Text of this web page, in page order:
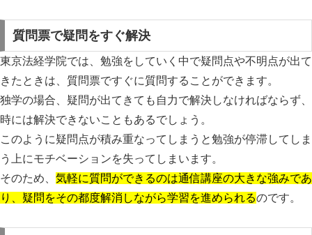
質問票で疑問をすぐ解決
東京法経学院では、勉強をしていく中で疑問点や不明点が出て
きたときは、 質問票ですぐに質問することができます。
独学の場合、疑問が出てきても自力で解決しなければならず、
時には解決できないこともあるでしょう。
このように疑問点が積み重なってしまうと勉強が停滞してしま
う上にモチベーションを失ってしまいます。
そのため、 気軽に質問ができるのは通信講座の大きな強みであ
り、疑問をその都度解消しながら学習を進められるのです。